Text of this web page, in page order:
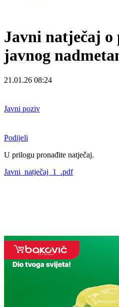
Javni natječaj o
javnog
21.01.26 08:24
Javni poziv
Podijeli
U prilogu pronađite natječaj.
Javni_natječaj_1_.pdf